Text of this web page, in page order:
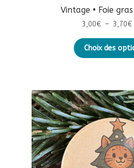
Vintage • Foie
3,00€ – 3,70€
Choix des